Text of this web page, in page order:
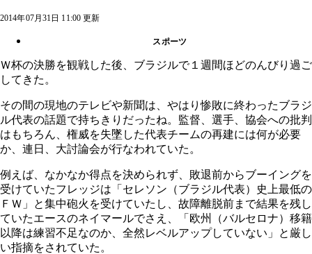
2014年07月31日 11:00 更新
スポーツ
Ｗ杯の決勝を観戦した後、ブラジルで１週間ほどのんびり過ご
してきた。
その間の現地のテレビや新聞は、やはり惨敗に終わったブラジ
ル代表の話題で持ちきりだったね。監督、選手、協会への批判
はもちろん、権威を失墜した代表チームの再建には何が必要
か、連日、大討論会が行なわれていた。
例えば、なかなか得点を決められず、敗退前からブーイングを
受けていたフレッジは「セレソン（ブラジル代表）史上最低の
ＦＷ」と集中砲火を受けていたし、故障離脱前まで結果を残し
ていたエースのネイマールでさえ、「欧州（バルセロナ）移籍
以降は練習不足なのか、全然レベルアップしていない」と厳し
い指摘をされていた。